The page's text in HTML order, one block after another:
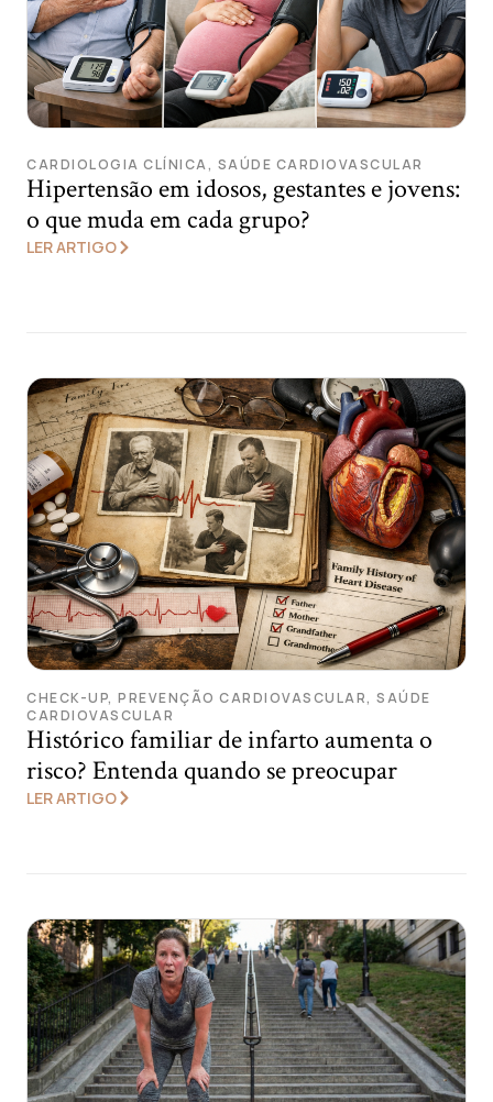
CARDIOLOGIA CLÍNICA, SAÚDE CARDIOVASCULAR
Hipertensão em idosos, gestantes e jovens:
o que muda em cada grupo?
LER ARTIGO
CHECK-UP, PREVENÇÃO CARDIOVASCULAR, SAÚDE
CARDIOVASCULAR
Histórico familiar de infarto aumenta o
risco? Entenda quando se preocupar
LER ARTIGO